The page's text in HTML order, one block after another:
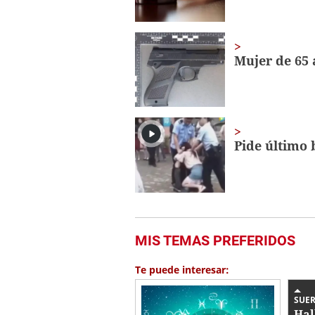
Mujer de 65
Pide último
MIS TEMAS PREFERIDOS
Te puede interesar: